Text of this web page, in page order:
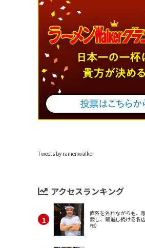
Tweets by ramenwalker
アクセスランキング
直系を外れながらも、
愛し、躍進し続ける名
柏）